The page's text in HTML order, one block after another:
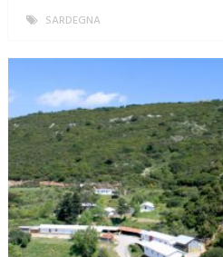
SARDEGNA